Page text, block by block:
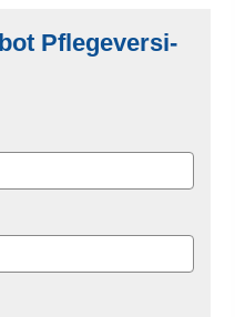
Pflege­ver­si­